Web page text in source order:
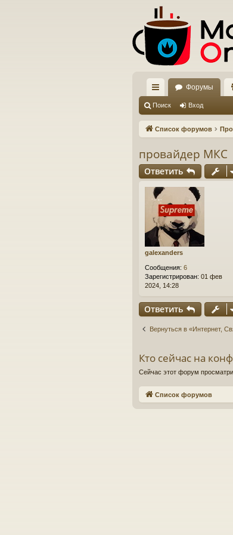
с
ы
и
Форумы
Поиск Вход
Список форумов
провайдер МКС
Ответить
galexanders
Сообщения: 6
Зарегистрирован: 01 фев
2024, 14:28
Ответить
Вернуться в «Интернет,
Кто сейчас на
Сейчас этот форум
Список форумов